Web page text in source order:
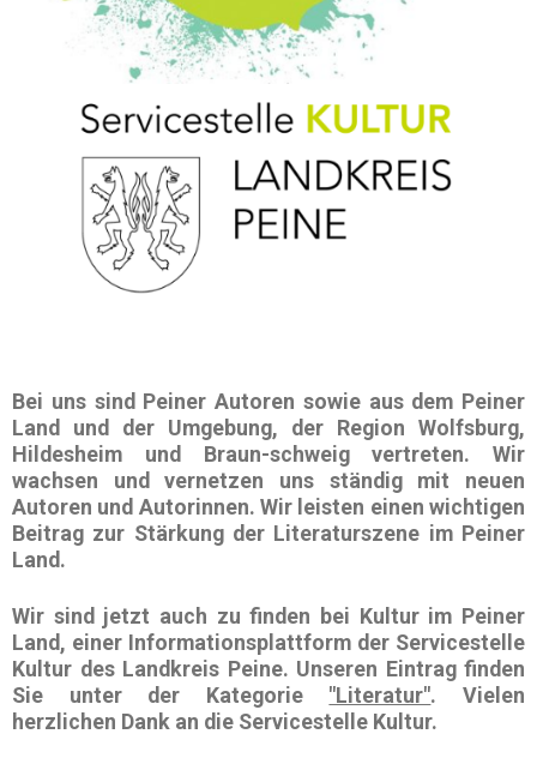
Bei uns sind Peiner Autoren sowie aus dem Peiner
Land und der Umgebung, der Region Wolfsburg,
Hildesheim und Braun-schweigvertreten. Wir
wachsen und vernetzen uns ständig mit neuen
Autoren und Autorinnen. Wir leisten einen wichtigen
Beitrag zur Stärkung der Literaturszene im Peiner
Land.
Wir sind jetzt auch zu finden bei Kultur im Peiner
Land, einer Informationsplattform der Servicestelle
Kultur des Landkreis Peine. Unseren Eintrag finden
Sie unter der Kategorie "Literatur". Vielen
herzlichen Dank an die Servicestelle Kultur.